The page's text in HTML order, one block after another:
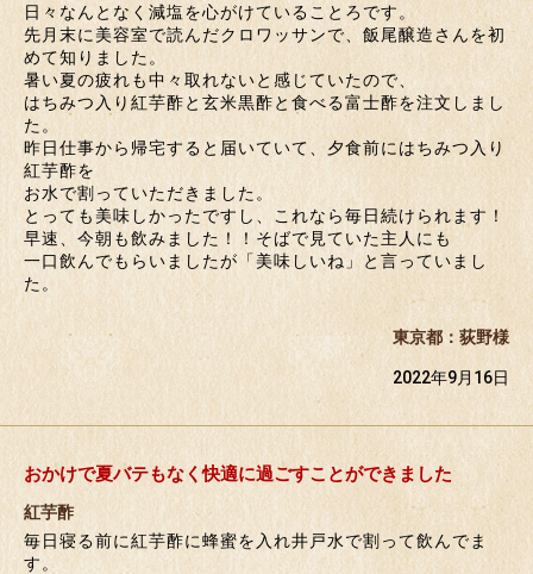
日々なんとなく減塩を心がけていることろです。
先月末に美容室で読んだクロワッサンで、飯尾醸造さんを初
めて知りました。
暑い夏の疲れも中々取れないと感じていたので、
はちみつ入り紅芋酢と玄米黒酢と食べる富士酢を注文しまし
た。
昨日仕事から帰宅すると届いていて、夕食前にはちみつ入り
紅芋酢を
お水で割っていただきました。
とっても美味しかったですし、これなら毎日続けられます！
早速、今朝も飲みました！！そばで見ていた主人にも
一口飲んでもらいましたが「美味しいね」と言っていまし
た。
東京都：荻野様
2022年9月16日
おかけで夏バテもなく快適に過ごすことができました
紅芋酢
毎日寝る前に紅芋酢に蜂蜜を入れ井戸水で割って飲んでま
す。